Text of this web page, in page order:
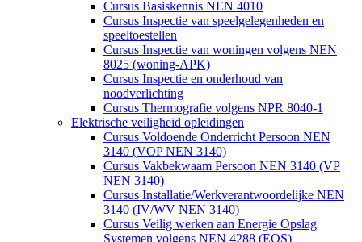
Cursus Basiskennis NEN 4010
Cursus Inspectie van speelgelegenheden en
speeltoestellen
Cursus Inspectie van woningen volgens NEN
8025 (woning-APK)
Cursus Inspectie en onderhoud van
noodverlichting
Cursus Thermografie volgens NPR 8040-1
Elektrische veiligheid opleidingen
Cursus Voldoende Onderricht Persoon NEN
3140 (VOP NEN 3140)
Cursus Vakbekwaam Persoon NEN 3140 (VP
NEN 3140)
Cursus Installatie/Werkverantwoordelijke NEN
3140 (IV/WV NEN 3140)
Cursus Veilig werken aan Energie Opslag
Systemen volgens NEN 4288 (EOS)